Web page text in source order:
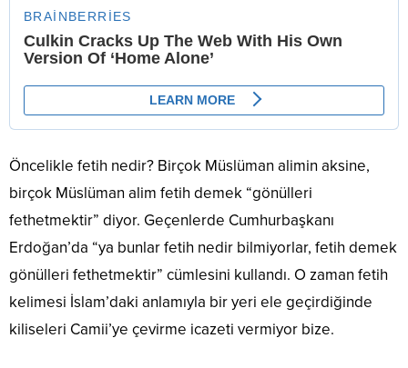
Öncelikle fetih nedir? Birçok Müslüman alimin aksine,
birçok Müslüman alim fetih demek “gönülleri
fethetmektir” diyor. Geçenlerde Cumhurbaşkanı
Erdoğan’da “ya bunlar fetih nedir bilmiyorlar, fetih demek
gönülleri fethetmektir” cümlesini kullandı. O zaman fetih
kelimesi İslam’daki anlamıyla bir yeri ele geçirdiğinde
kiliseleri Camii’ye çevirme icazeti vermiyor bize.